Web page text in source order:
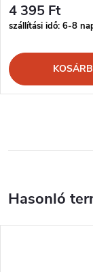
4 395 Ft
szállítási idő: 6-8